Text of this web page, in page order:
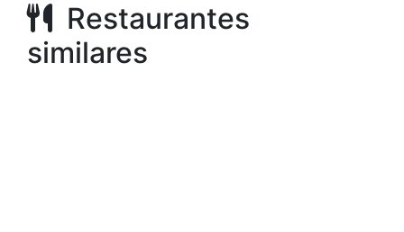
Restaurantes
similares